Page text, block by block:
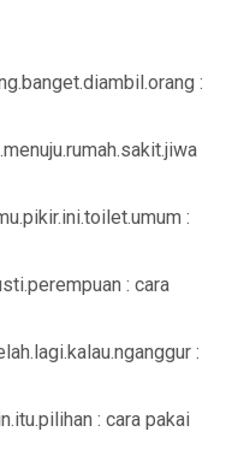
:
:
: cara
:
: cara pakai